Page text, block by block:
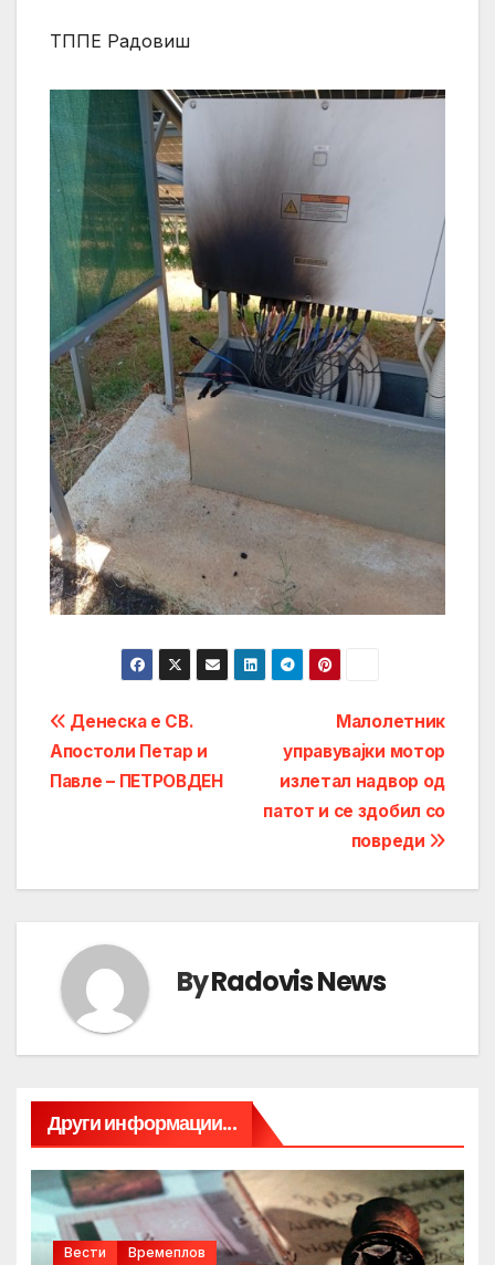
ТППЕ Радовиш
Post
navigation
Малолетник
управувајки мотор
излетал надвор од
патот и се здобил со
повреди
Денеска е СВ.
Апостоли Петар и
Павле – ПЕТРОВДЕН
ByRadovis News
Други информации...
Вести Времеплов